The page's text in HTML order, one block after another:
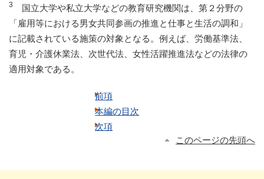
3
国立大学や私立大学などの教育研究機関は、第２分野の
「雇用等における男女共同参画の推進と仕事と生活の調和」
に記載されている施策の対象となる。例えば、労働基準法、
育児・介護休業法、次世代法、女性活躍推進法などの法律の
適用対象である。
前項
本編の目次
次項
このページの先頭へ